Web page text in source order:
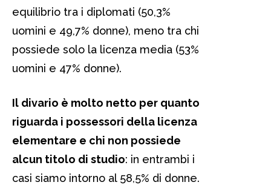
equilibrio tra i diplomati (50,3%
uomini e 49,7% donne), meno tra chi
possiede solo la licenza media (53%
uomini e 47% donne).
Il divario è molto netto per quanto
riguarda i possessori della licenza
elementare e chi non possiede
alcun titolo di studio: in entrambi i
casi siamo intorno al 58,5% di donne.